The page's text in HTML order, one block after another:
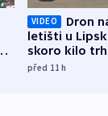
VIDEO
Dron
letišti u
skoro kilo
indicie
před 11h